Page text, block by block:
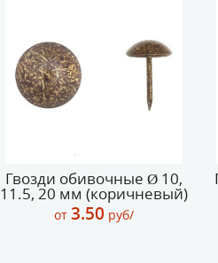
Гвозди обивочные Ø 10,
11.5, 20 мм (коричневый)
от 3.50 руб/